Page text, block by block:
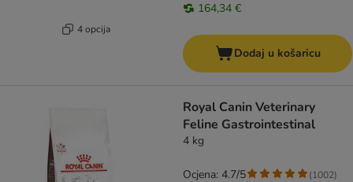
4 opcija
164,34 €
Dodaj u košaricu
Royal Canin Veterinary
Feline Gastrointestinal
4 kg
Ocjena: 4.7/5 (1002)